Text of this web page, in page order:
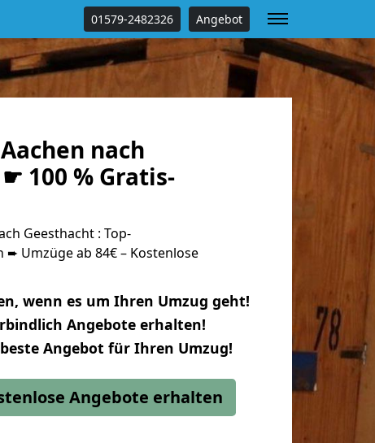
01579-2482326 Angebot
nach
100 % Gratis-
Geesthacht : Top-
Umzüge ab 84€ – Kostenlose
wenn es um Ihren Umzug geht!
Angebote erhalten!
Angebot für Ihren Umzug!
Angebote erhalten